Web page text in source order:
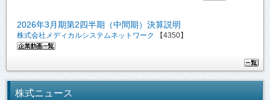
2026年3月期第2四半期（中間期）決算説明
株式会社メディカルシステムネットワーク 【4350】
株式ニュース